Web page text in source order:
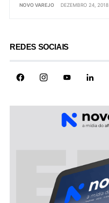
NOVO VAREJO DEZEMBRO 24, 2018
REDES SOCIAIS